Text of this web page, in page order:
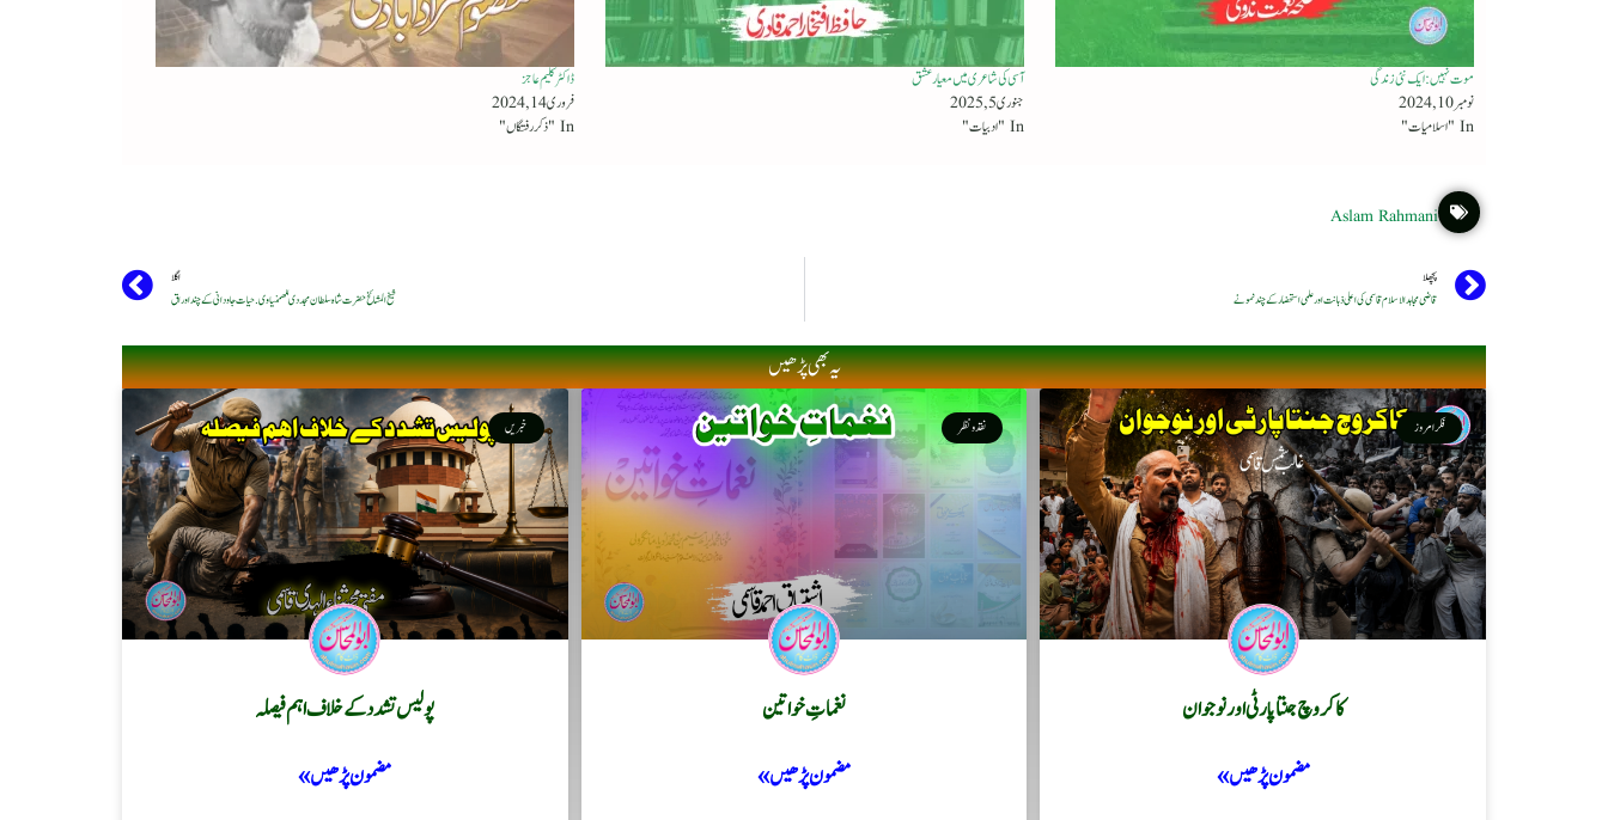
موت نہیں : ایک نئی زندگی
نومبر 10, 2024
In "اسلامیات"
آسی کی شاعری میں معیار عشق
جنوری 5, 2025
In "ادبیات"
ڈاکٹر کلیم عاجز
فروری 14, 2024
In "ذکر رفتگاں"
Aslam Rahmani
پچھلا
قاضی مجاہد الاسلام قاسمی کی اعلی ذہانت اور علمی استحضار کے چند نمونے
اگلا
شیخ المشائخ حضرت شاہ سلطان مجددی لکھمنیاوی. حیات جاودانی کے چند اوراق
یہ بھی پڑھیں
فکر امروز
کاکروچ جنتا پارٹی اور نوجوان
مضمون پڑھیں »
نقد ونظر
نغماتِ خواتین
مضمون پڑھیں »
خبریں
پولیس تشدد کے خلاف اہم فیصلہ
مضمون پڑھیں »